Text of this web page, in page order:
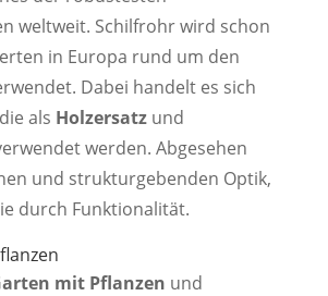
weltweit. Schilfrohr wird schon
in Europa rund um den
Dabei handelt es sich
als Holzersatzund
werden. Abgesehen
und strukturgebenden Optik,
durch Funktionalität.
mit Pflanzen und